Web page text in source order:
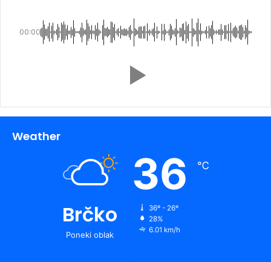
00:00
Weather
Brčko
Poneki oblak
36 ℃
36º - 26º
28%
6.01 km/h